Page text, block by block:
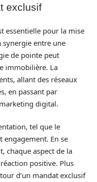
exclusif
essentielle pour la mise
synergie entre une
de pointe peut
immobilière. La
allant des réseaux
en passant par
digital.
tel que le
engagement. En se
chaque aspect de la
positive. Plus
d’un mandat exclusif